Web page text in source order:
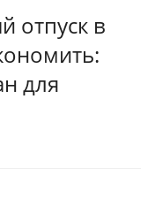
отпуск в
для